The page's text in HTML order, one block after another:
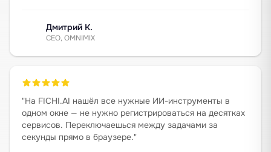
Дмитрий К.
CEO, OMNIMIX
"На FICHI.AI нашёл все нужные ИИ-инструменты в
одном окне — не нужно регистрироваться на десятках
сервисов. Переключаешься между задачами за
секунды прямо в браузере."